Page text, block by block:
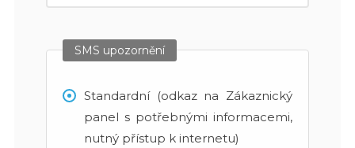
SMS upozornění
Standardní (odkaz na Zákaznický
panel s potřebnými informacemi,
nutný přístup k internetu)